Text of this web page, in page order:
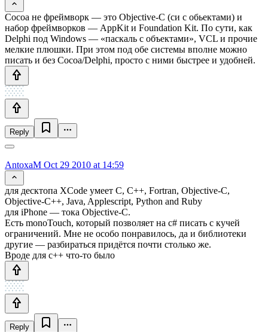
Cocoa не фреймворк — это Objective-C (си с обьектами) и
набор фреймворков — AppKit и Foundation Kit. По сути, как
Delphi под Windows — «паскаль с объектами», VCL и прочие
мелкие плюшки. При этом под обе системы вполне можно
писать и без Cocoa/Delphi, просто с ними быстрее и удобней.
Reply
AntoxaM Oct 29 2010 at 14:59
для десктопа XCode умеет C, C++, Fortran, Objective-C,
Objective-C++, Java, Applescript, Python and Ruby
для iPhone — тока Objective-C.
Есть monoTouch, который позволяет на c# писать с кучей
ограничений. Мне не особо понравилось, да и библиотеки
другие — разбираться придётся почти столько же.
Вроде для с++ что-то было
Reply